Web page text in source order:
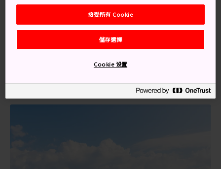
是奄美群島中最大的島嶼。奄美大島屬於奄美
群島國立公園的一部分，四周環繞著清澄透明的美麗大
海。這裡有鮮豔的珊瑚礁與繽紛的熱帶魚，是一個不容錯
過的潛水勝地。奄美大島憑著其生物多樣性、當地特有且
教科文組織世界自然遺產。
接受所有 Cookie
儲存選擇
Cookie 设置